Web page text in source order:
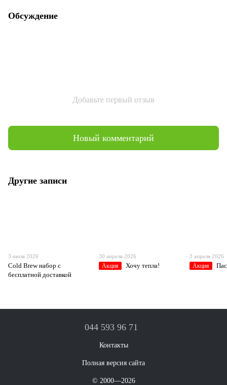
Обсуждение
Добавьте первый отзыв
Новый комментарий
Другие записи
3 июля 2026
Cold Brew набор с
бесплатной доставкой
30 апреля 2026
Акция Хочу тепла!
3 апреля 2026
Акция
044 593 96 71
Контакты
Полная версия сайта
© 2000—2026